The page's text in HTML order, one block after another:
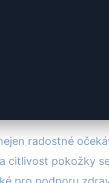
radostné
citlivost pokožky